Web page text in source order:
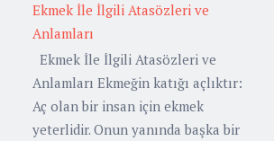
Ekmek İle İlgili Atasözleri ve
Anlamları
Ekmek İle İlgili Atasözleri ve
Anlamları Ekmeğin katığı açlıktır:
Aç olan bir insan için ekmek
yeterlidir. Onun yanında başka bir